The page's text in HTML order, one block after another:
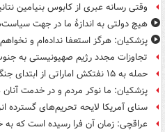
وقتی رسانه عبری از کابوس بنیامین
هیچ دولتی به اندازۀ ما در جهت
پزشکیان: هرگز استعفا نداده‌ام و
تجاوزات مجدد رژیم صهیونیستی به
حمله به ۱۵ نفتکش‌ اماراتی از ابتدای جنگ
پزشکیان: ما نوکر مردم و در خدمت
سنای آمریکا لایحه تحریم‌های گسترده
عراقچی: زمان آن فرا رسیده است که به